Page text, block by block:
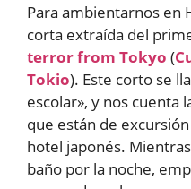
Para ambientarnos en
corta extraída del
terror from Tokyo (
Tokio). Este corto se
escolar», y nos cuenta
que están de
hotel japonés.
baño por la noche,